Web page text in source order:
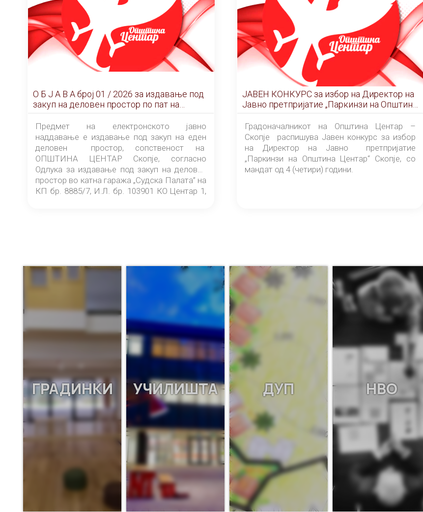
О Б Ј А В А брoj 01 / 2026 за издавање под
закуп на деловен простор по пат на
ЕЛЕКТРОНСКО ЈАВНО НАДДАВАЊЕ
Предмет на електронското јавно
наддавање е издавање под закуп на еден
деловен простор, сопственост на
ОПШТИНА ЦЕНТАР Скопје, согласно
Одлука за издавање под закуп на деловен
простор во катна гаража „Судска Палата” на
КП бр. 8885/7, И.Л. бр. 103901 КО Центар 1,
понудувач.
ЈАВЕН КОНКУРС за избор на Директор на
Јавно претпријатие „Паркинзи на Општина
Центар“ – Скопје
Градоначалникот на Општина Центар –
Скопје распишува Јавен конкурс за избор
на Директор на Јавно претпријатие
„Паркинзи на Општина Центар“ Скопје, со
мандат од 4 (четири) години.
ГРАДИНКИ УЧИЛИШТА ДУП НВО